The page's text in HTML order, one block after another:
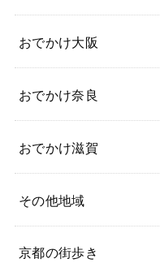
おでかけ大阪
おでかけ奈良
おでかけ滋賀
その他地域
京都の街歩き